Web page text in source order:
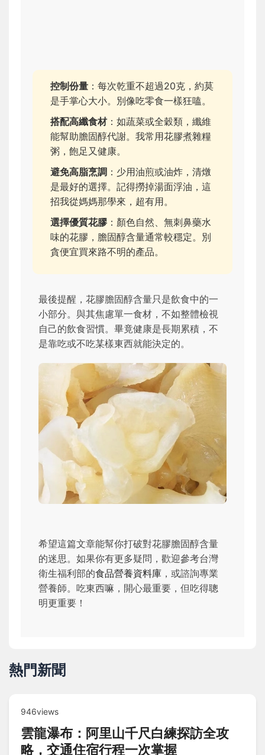
控制份量 ：每次乾重不超過20克，約莫
是手掌心大小。別像吃零食一樣狂嗑。
搭配高纖食材：如蔬菜或全穀類，纖維
能幫助膽固醇代謝。我常用花膠煮雜糧
粥，飽足又健康。
避免高脂烹調 ：少用油煎或油炸，清燉
是最好的選擇。記得撈掉湯面浮油，這
招我從媽媽那學來，超有用。
選擇優質花膠 ：顏色自然、無刺鼻藥水
味的花膠，膽固醇含量通常較穩定。別
貪便宜買來路不明的產品。
最後提醒，花膠膽固醇含量只是飲食中的一
小部分。與其焦慮單一食材，不如整體檢視
自己的飲食習慣。畢竟健康是長期累積，不
是靠吃或不吃某樣東西就能決定的。
希望這篇文章能幫你打破對花膠膽固醇含量
的迷思。如果你有更多疑問，歡迎參考台灣
衛生福利部的食品營養資料庫 ，或諮詢專業
營養師。吃東西嘛，開心最重要，但吃得聰
明更重要！
熱門新聞
946views
雲龍瀑布：阿里山千尺白練探訪全攻
略，交通住宿行程一次掌握